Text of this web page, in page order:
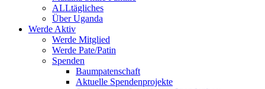
ALLtägliches
Über Uganda
Werde Aktiv
Werde Mitglied
Werde Pate/Patin
Spenden
Baumpatenschaft
Aktuelle Spendenprojekte